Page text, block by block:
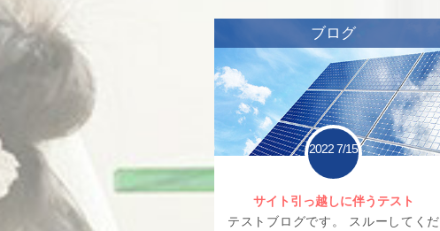
ブログ
2022 7/15
サイト引っ越しに伴うテスト
テストブログです。 スルーしてくだ